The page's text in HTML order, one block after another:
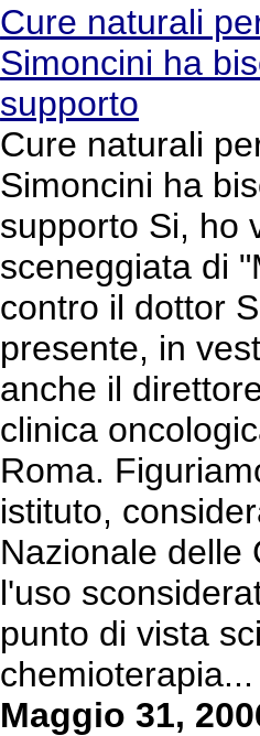
Cure naturali
Simoncini ha
supporto
Cure naturali
Simoncini ha
supporto Si, ho
sceneggiata di
contro il dottor
presente, in
anche il
clinica
Roma.
istituto,
Nazionale delle
l'uso
punto di vista
Maggio 31,